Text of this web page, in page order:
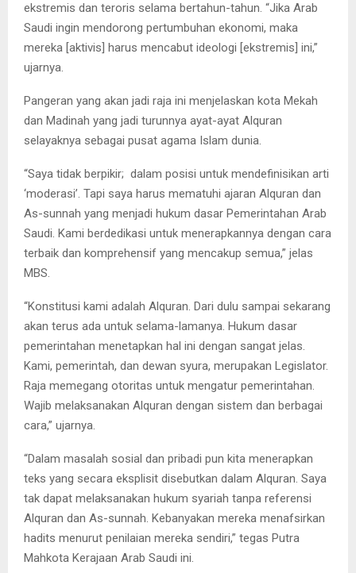
ekstremis dan teroris selama bertahun-tahun. “Jika Arab
Saudi ingin mendorong pertumbuhan ekonomi, maka
mereka [aktivis] harus mencabut ideologi [ekstremis] ini,”
ujarnya.
Pangeran yang akan jadi raja ini menjelaskan kota Mekah
dan Madinah yang jadi turunnya ayat-ayat Alquran
selayaknya sebagai pusat agama Islam dunia.
“Saya tidak berpikir; dalam posisi untuk mendefinisikan arti
‘moderasi’. Tapi saya harus mematuhi ajaran Alquran dan
As-sunnah yang menjadi hukum dasar Pemerintahan Arab
Saudi. Kami berdedikasi untuk menerapkannya dengan cara
terbaik dan komprehensif yang mencakup semua,” jelas
MBS.
“Konstitusi kami adalah Alquran. Dari dulu sampai sekarang
akan terus ada untuk selama-lamanya. Hukum dasar
pemerintahan menetapkan hal ini dengan sangat jelas.
Kami, pemerintah, dan dewan syura, merupakan Legislator.
Raja memegang otoritas untuk mengatur pemerintahan.
Wajib melaksanakan Alquran dengan sistem dan berbagai
cara,” ujarnya.
“Dalam masalah sosial dan pribadi pun kita menerapkan
teks yang secara eksplisit disebutkan dalam Alquran. Saya
tak dapat melaksanakan hukum syariah tanpa referensi
Alquran dan As-sunnah. Kebanyakan mereka menafsirkan
hadits menurut penilaian mereka sendiri,” tegas Putra
Mahkota Kerajaan Arab Saudi ini.